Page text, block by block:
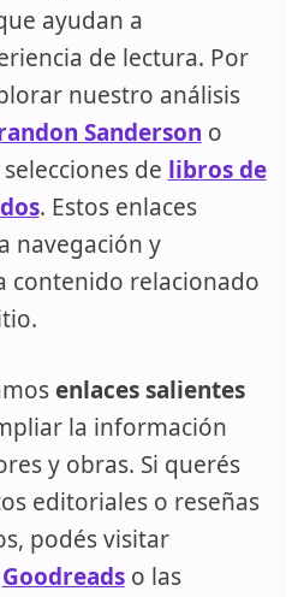
ayudan a
de lectura. Por
nuestro análisis
Sanderson o
de libros de
. Estos enlaces
navegación y
contenido relacionado
enlaces salientes
la información
y obras. Si querés
editoriales o reseñas
podés visitar
Goodreadso las